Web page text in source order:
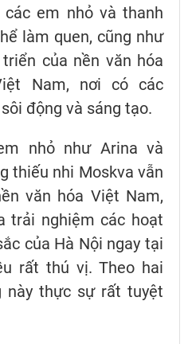
em nhỏ và thanh
làm quen, cũng như
của nền văn hóa
Nam, nơi có các
động và sáng tạo.
nhỏ như Arina và
thiếu nhi Moskva vẫn
văn hóa Việt Nam,
trải nghiệm các hoạt
của Hà Nội ngay tại
rất thú vị. Theo hai
này thực sự rất tuyệt